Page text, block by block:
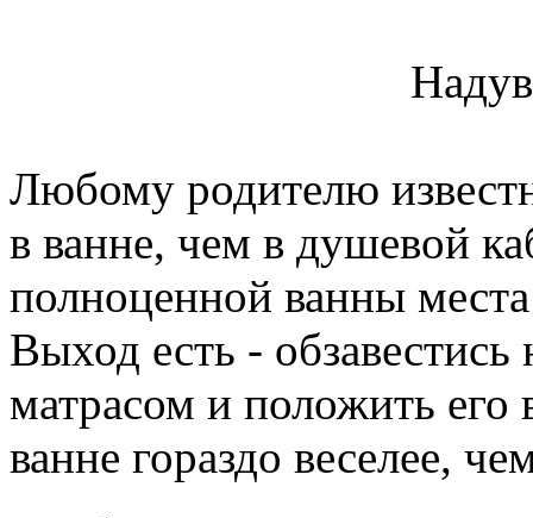
Любому родителю
в ванне, чем в душевой
полноценной ванны места
Выход есть -
матрасом и положить его
ванне гораздо веселее,